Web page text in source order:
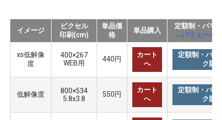
イメージ
ピクセル
印刷(cm)
単品価
格
単品購入
定額制・バリ
→バリューパ
xs低解像
度
400×267
WEB用
440円
カート
へ
定額制・バリ
ク購
低解像度
800×534
5.8x3.8
550円
カート
へ
定額制・バリ
ク購